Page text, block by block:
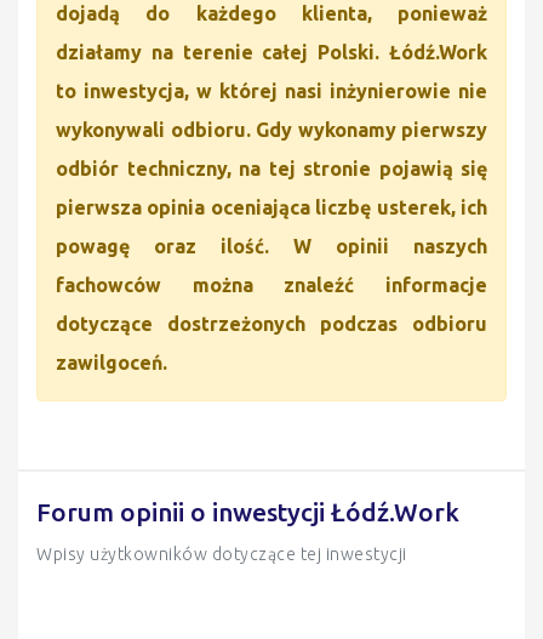
dojadą do każdego klienta, ponieważ
działamy na terenie całej Polski. Łódź.Work
to inwestycja, w której nasi inżynierowie nie
wykonywali odbioru. Gdy wykonamy pierwszy
odbiór techniczny, na tej stronie pojawią się
pierwsza opinia oceniająca liczbę usterek, ich
powagę oraz ilość. W opinii naszych
fachowców można znaleźć informacje
dotyczące dostrzeżonych podczas odbioru
zawilgoceń.
Forum opinii o inwestycji Łódź.Work
Wpisy użytkowników dotyczące tej inwestycji